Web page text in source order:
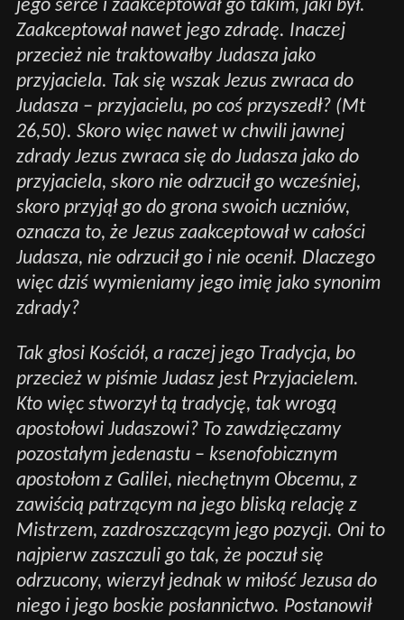
jego serce i zaakceptował go takim, jaki był.
Zaakceptował nawet jego zdradę. Inaczej
przecież nie traktowałby Judasza jako
przyjaciela. Tak się wszak Jezus zwraca do
Judasza – przyjacielu, po coś przyszedł? (Mt
26,50). Skoro więc nawet w chwili jawnej
zdrady Jezus zwraca się do Judasza jako do
przyjaciela, skoro nie odrzucił go wcześniej,
skoro przyjął go do grona swoich uczniów,
oznacza to, że Jezus zaakceptował w całości
Judasza, nie odrzucił go i nie ocenił. Dlaczego
więc dziś wymieniamy jego imię jako synonim
zdrady?
Tak głosi Kościół, a raczej jego Tradycja, bo
przecież w piśmie Judasz jest Przyjacielem.
Kto więc stworzył tą tradycję, tak wrogą
apostołowi Judaszowi? To zawdzięczamy
pozostałym jedenastu – ksenofobicznym
apostołom z Galilei, niechętnym Obcemu, z
zawiścią patrzącym na jego bliską relację z
Mistrzem, zazdroszczącym jego pozycji. Oni to
najpierw zaszczuli go tak, że poczuł się
odrzucony, wierzył jednak w miłość Jezusa do
niego i jego boskie posłannictwo. Postanowił